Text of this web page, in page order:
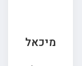
מיכאל